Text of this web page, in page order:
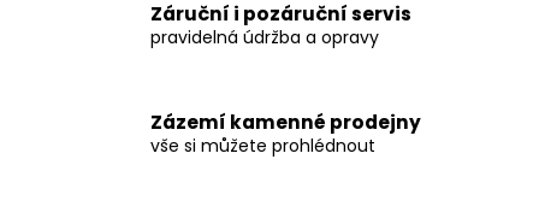
Záruční i pozáruční servis
pravidelná údržba a opravy
Zázemí kamenné prodejny
vše si můžete prohlédnout